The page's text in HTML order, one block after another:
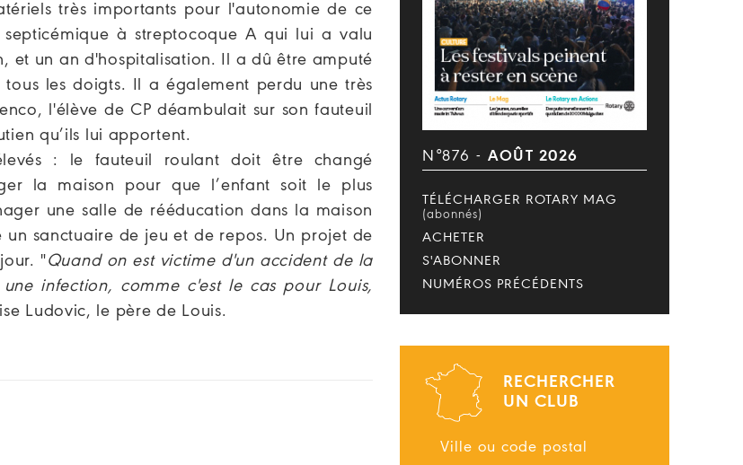
très importants pour l'autonomie de ce
à streptocoque A qui lui a valu
et un an d'hospitalisation. Il a dû être amputé
les doigts. Il a également perdu une très
l'élève de CP déambulait sur son fauteuil
qu’ils lui apportent.
: le fauteuil roulant doit être changé
la maison pour que l’enfant soit le plus
une salle de rééducation dans la maison
sanctuaire de jeu et de repos. Un projet de
"Quand on est victime d'un accident de la
infection, comme c'est le cas pour Louis,
Ludovic, le père de Louis.
N°876 - AOÛT 2026
TÉLÉCHARGER ROTARY MAG
(abonnés)
ACHETER
S'ABONNER
NUMÉROS PRÉCÉDENTS
RECHERCHER
UN CLUB